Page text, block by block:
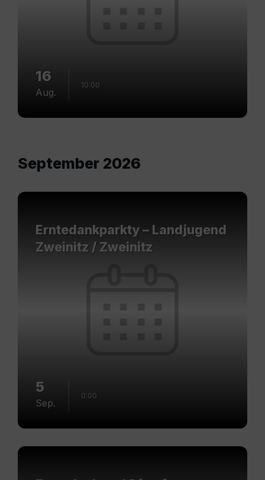
16
Aug.
10:00
September 2026
Erntedankparkty – Landjugend
Zweinitz / Zweinitz
5
Sep.
0:00
Mehr
Mehr